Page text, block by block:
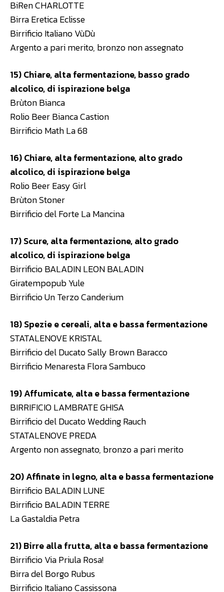
BiRen CHARLOTTE
Birra Eretica Eclisse
Birrificio Italiano VùDù
Argento a pari merito, bronzo non assegnato
15) Chiare, alta fermentazione, basso grado
alcolico, di ispirazione belga
Brùton Bianca
Rolio Beer Bianca Castion
Birrificio Math La 68
16) Chiare, alta fermentazione, alto grado
alcolico, di ispirazione belga
Rolio Beer Easy Girl
Brùton Stoner
Birrificio del Forte La Mancina
17) Scure, alta fermentazione, alto grado
alcolico, di ispirazione belga
Birrificio BALADIN LEON BALADIN
Giratempopub Yule
Birrificio Un Terzo Canderium
18) Spezie e cereali, alta e bassa fermentazione
STATALENOVE KRISTAL
Birrificio del Ducato Sally Brown Baracco
Birrificio Menaresta Flora Sambuco
19) Affumicate, alta e bassa fermentazione
BIRRIFICIO LAMBRATE GHISA
Birrificio del Ducato Wedding Rauch
STATALENOVE PREDA
Argento non assegnato, bronzo a pari merito
20) Affinate in legno, alta e bassa fermentazione
Birrificio BALADIN LUNE
Birrificio BALADIN TERRE
La Gastaldia Petra
21) Birre alla frutta, alta e bassa fermentazione
Birrificio Via Priula Rosa!
Birra del Borgo Rubus
Birrificio Italiano Cassissona